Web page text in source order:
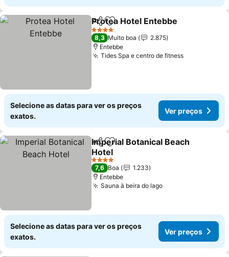
PartilharAdicionar aos favoritos
Protea Hotel Entebbe
4 Estrelas
8,3 Muito boa
2.875
Entebbe
Tides Spa e centro de fitnessVer preços
Selecione as datas para ver os preços
exatos.
Ver preços
PartilharAdicionar aos favoritos
Imperial Botanical Beach
Hotel
Ver preços
4 Estrelas
7,6 Boa
1.233
Entebbe
Sauna à beira do lagoVer preços
Selecione as datas para ver os preços
exatos.
Ver preços